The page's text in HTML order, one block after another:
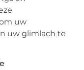
uw
uw glimlach te